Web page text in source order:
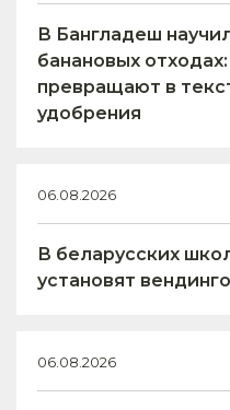
В Бангладеш
банановых
превращают в
удобрения
06.08.2026
В беларусских
установят
06.08.2026